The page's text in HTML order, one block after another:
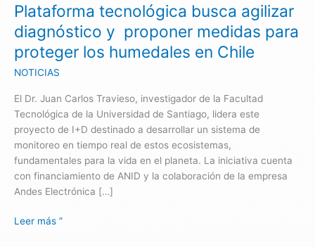
Plataforma tecnológica busca agilizar
diagnóstico y proponer medidas para
proteger los humedales en Chile
NOTICIAS
El Dr. Juan Carlos Travieso, investigador de la Facultad
Tecnológica de la Universidad de Santiago, lidera este
proyecto de I+D destinado a desarrollar un sistema de
monitoreo en tiempo real de estos ecosistemas,
fundamentales para la vida en el planeta. La iniciativa cuenta
con financiamiento de ANID y la colaboración de la empresa
Andes Electrónica […]
medidas
para
proteger
los
humedales
Chile
Leer más ”